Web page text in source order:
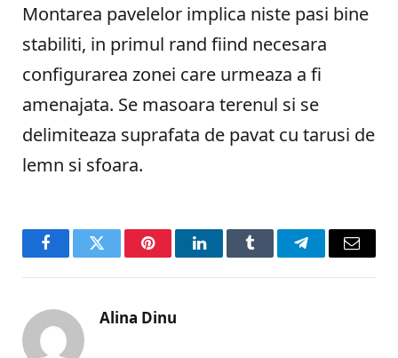
Montarea pavelelor implica niste pasi bine
stabiliti, in primul rand fiind necesara
configurarea zonei care urmeaza a fi
amenajata. Se masoara terenul si se
delimiteaza suprafata de pavat cu tarusi de
lemn si sfoara.
FacebookTwitter PinterestLinkedInTumblr TelegramEmail
Alina Dinu